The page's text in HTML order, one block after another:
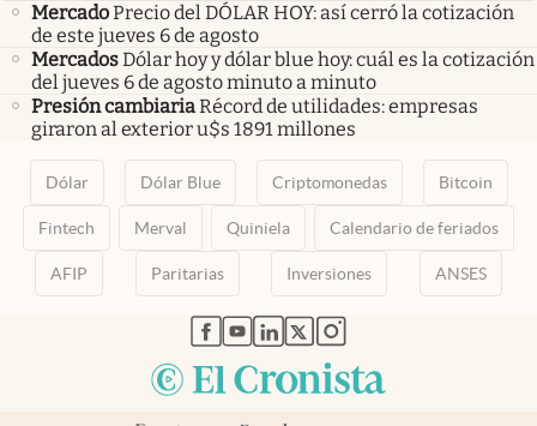
MercadoPrecio del DÓLAR HOY: así cerró la cotización
de este jueves 6 de agosto
MercadosDólar hoy y dólar blue hoy: cuál es la cotización
del jueves 6 de agosto minuto a minuto
Presión cambiariaRécord de utilidades: empresas
giraron al exterior u$s 1891 millones
Dólar Dólar Blue Criptomonedas Bitcoin
Fintech Merval Quiniela Calendario de feriados
AFIP Paritarias Inversiones ANSES
abre en nueva pestaña
abre en nueva pestaña
abre en nueva pestaña
abre en nueva pestaña
abre en nueva pestaña